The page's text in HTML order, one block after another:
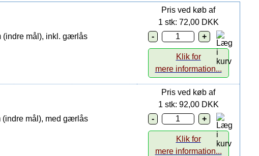
(indre mål), inkl. gærlås
Pris ved køb af
1 stk: 72,00 DKK
Klik for
mere information...
(indre mål), med gærlås
Pris ved køb af
1 stk: 92,00 DKK
Klik for
mere information...